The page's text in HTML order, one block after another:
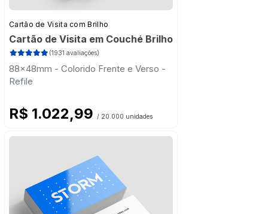
Cartão de Visita com Brilho
Cartão de Visita em Couché Brilho
(1931 avaliações)
88x48mm - Colorido Frente e Verso -
Refile
R$ 1.022,99 / 20.000 unidades